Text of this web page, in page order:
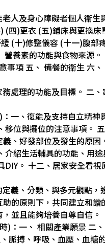
人及身心障礙者個人衛
(四)更衣 (五)鋪床與更換
(十)修整儀容 (十一)腹部
養素的功能與食物來源
項 五、 備餐的衛生 六、
處理的功能及目標。 二
一、復能及支持自立精神
位與擺位的注意事項。
、好發部位及發生的原
紹生活輔具的功能、用
。 十二、居家安全看
義、分類、與多元觀點
的原則下，共同建立和
並且能夠培養自尊自信。
)：一、 相關產業願景 二
脈搏、呼吸、血壓、血糖